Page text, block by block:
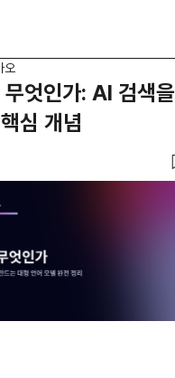
오
엇인가: AI 검색을
심 개념